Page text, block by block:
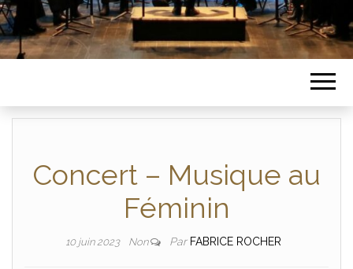
Concert – Musique au
Féminin
10 juin 2023 Non Par FABRICE ROCHER